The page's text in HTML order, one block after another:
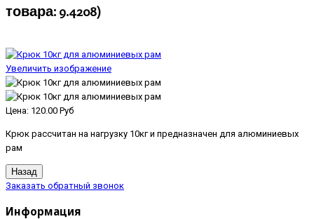
товара: 9.4208)
Увеличить изображение
Цена: 120.00 Руб
Крюк раcсчитан на нагрузку 10кг и предназначен для алюминиевых
рам
Заказать обратный звонок
Информация